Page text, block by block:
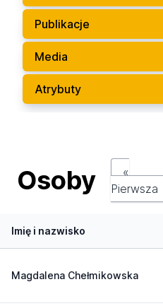
Publikacje
Media
Atrybuty
Osoby
«
Pierwsza
Imię i nazwisko
Magdalena Chełmikowska